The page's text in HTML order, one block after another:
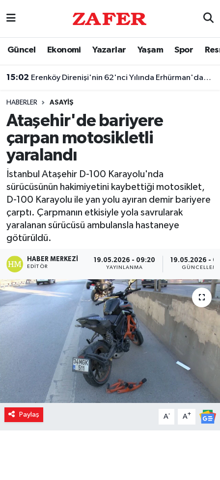
Güncel Ekonomi Yazarlar Yaşam Spor
15:02 Erenköy Direnişi'nin 62'nci Yılında Erhürman'dan Barış Vurgusu
HABERLER ASAYIŞ
Ataşehir'de bariyere
çarpan motosikletli
yaralandı
İstanbul Ataşehir D-100 Karayolu'nda
sürücüsünün hakimiyetini kaybettiği motosiklet,
D-100 Karayolu ile yan yolu ayıran demir bariyere
çarptı. Çarpmanın etkisiyle yola savrularak
yaralanan sürücüsü ambulansla hastaneye
götürüldü.
HABER MERKEZI
EDITÖR
19.05.2026 - 09:20
YAYINLANMA
19.05.2026 -
Paylaş A- A+
Nöbetçi Eczaneler
Trafik Durumu
Süper Lig Puan Durumu ve Fikstür
Tüm Manşetler
Son Dakika Haberleri
Haber Arşivi